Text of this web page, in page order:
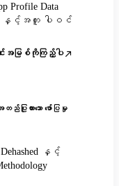
Profile Data
၀+ နှင့်အတူ ပါဝင်
အမြစ်ကိုကြည့်ပါ
အတည်ပြုထားသော ဖော်ပြမှု
နှင့်